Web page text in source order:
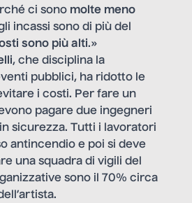
ci sono molte meno
incassi sono di più del
sono più alti.»
, che disciplina la
pubblici, ha ridotto le
i costi. Per fare un
pagare due ingegneri
sicurezza. Tutti i lavoratori
antincendio e poi si deve
una squadra di vigili del
sono il 70% circa